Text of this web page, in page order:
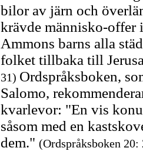
bilor av järn och
krävde människo-offer
Ammons barns alla
folket tillbaka till
31) Ordspråksboken,
Salomo,
kvarlevor: "En vis
såsom med en
dem." (Ordspråksboken 20: